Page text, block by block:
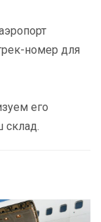
номер для
его
склад.